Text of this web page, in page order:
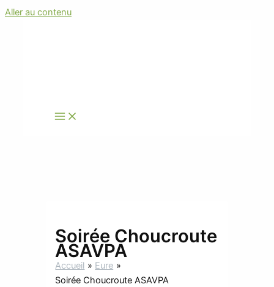
Aller au contenu
Soirée Choucroute
ASAVPA
Accueil
Eure
Soirée Choucroute ASAVPA